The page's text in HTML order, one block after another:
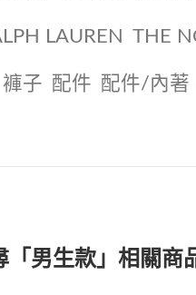
LAUREN THE
褲子 配件 配件/內著
「男生款」相關商